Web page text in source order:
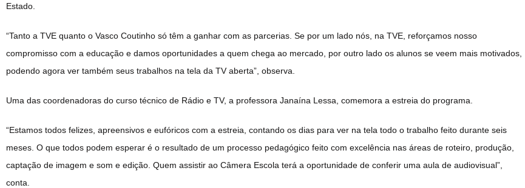
Estado.
“Tanto a TVE quanto o Vasco Coutinho só têm a ganhar com as parcerias. Se por um lado nós, na TVE, reforçamos nosso
compromisso com a educação e damos oportunidades a quem chega ao mercado, por outro lado os alunos se veem mais motivados,
podendo agora ver também seus trabalhos na tela da TV aberta”, observa.
Uma das coordenadoras do curso técnico de Rádio e TV, a professora Janaína Lessa, comemora a estreia do programa.
“Estamos todos felizes, apreensivos e eufóricos com a estreia, contando os dias para ver na tela todo o trabalho feito durante seis
meses. O que todos podem esperar é o resultado de um processo pedagógico feito com excelência nas áreas de roteiro, produção,
captação de imagem e som e edição. Quem assistir ao Câmera Escola terá a oportunidade de conferir uma aula de audiovisual”,
conta.